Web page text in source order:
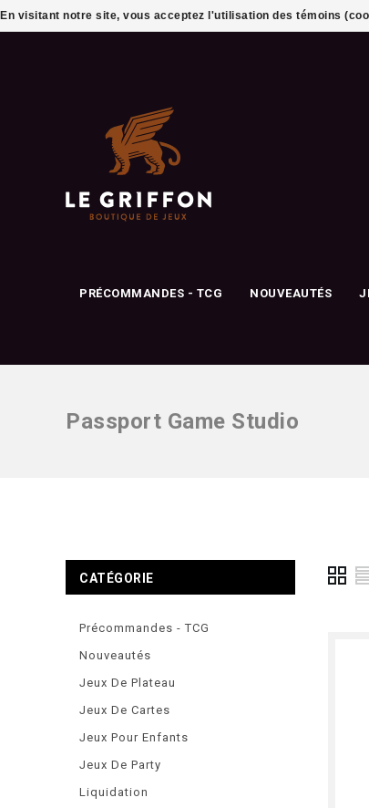
PRÉCOMMANDES - TCG NOUVEAUTÉS
Passport Game Studio
CATÉGORIE
Précommandes - TCG
Nouveautés
Jeux De Plateau
Jeux De Cartes
Jeux Pour Enfants
Jeux De Party
Liquidation
En visitant notre site, vous acceptez l'utilisation des témoins